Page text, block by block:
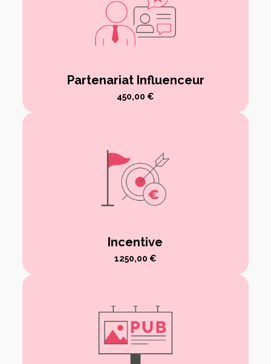
Partenariat Influenceur
450,00 €
Incentive
1250,00 €